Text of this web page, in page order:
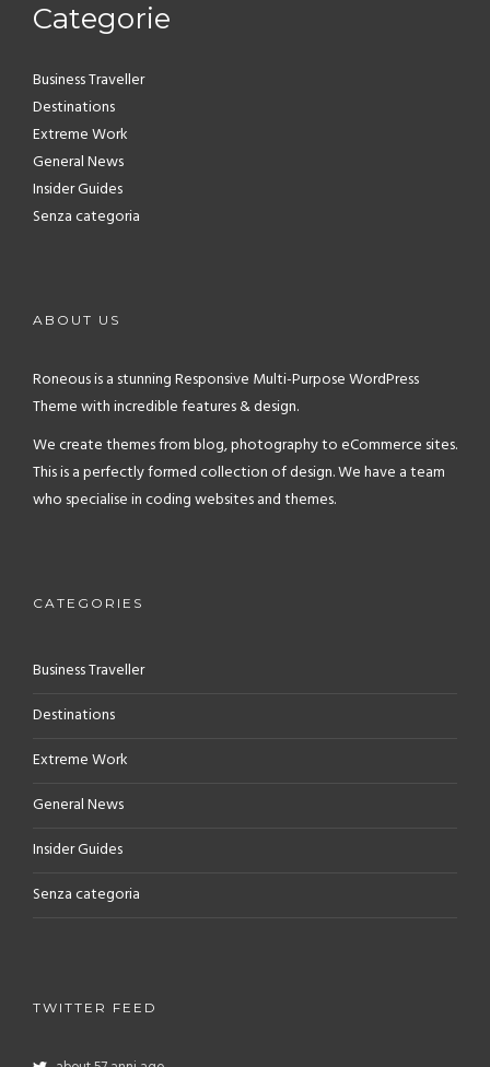
Categorie
Business Traveller
Destinations
Extreme Work
General News
Insider Guides
Senza categoria
ABOUT US
Roneous is a stunning Responsive Multi-Purpose WordPress
Theme with incredible features & design.
We create themes from blog, photography to eCommerce sites.
This is a perfectly formed collection of design. We have a team
who specialise in coding websites and themes.
CATEGORIES
Business Traveller
Destinations
Extreme Work
General News
Insider Guides
Senza categoria
TWITTER FEED